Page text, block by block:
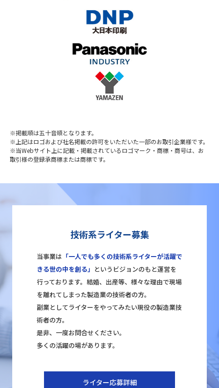
※掲載順は五十音順となります。
※上記はロゴおよび社名掲載の許可をいただいた一部のお取引企業様です。
※当Webサイト上に記載・掲載されているロゴマーク・商標・商号は、お
取引様の登録承商標または商標です。
技術系ライター募集
当事業は 「一人でも多くの技術系ライターが活躍で
きる世の中を創る」 というビジョンのもと運営を
行っております。結婚、出産等、様々な理由で現場
を離れてしまった製造業の技術者の方。
副業としてライターをやってみたい現役の製造業技
術者の方。
是非、一度お問合せください。
多くの活躍の場があります。
ライター応募詳細